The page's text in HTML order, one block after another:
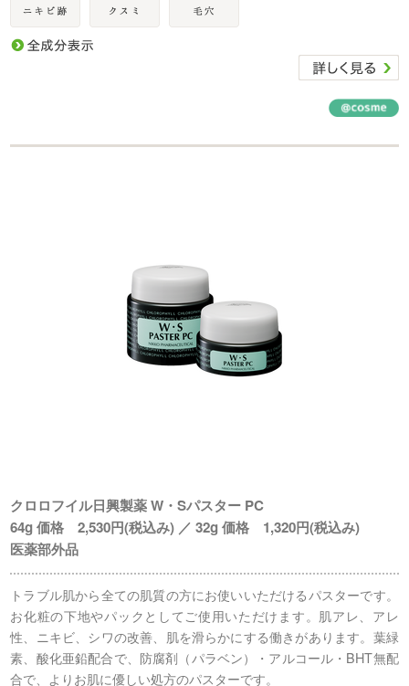
クロロフイル日興製薬 W・Sパスター PC
64g 価格 2,530円(税込み) ／ 32g 価格 1,320円(税込み)
医薬部外品
トラブル肌から全ての肌質の方にお使いいただけるパスターです。
お化粧の下地やパックとしてご使用いただけます。肌アレ、アレ
性、ニキビ、シワの改善、肌を滑らかにする働きがあります。葉緑
素、酸化亜鉛配合で、防腐剤（パラベン）・アルコール・BHT無配
合で、よりお肌に優しい処方のパスターです。